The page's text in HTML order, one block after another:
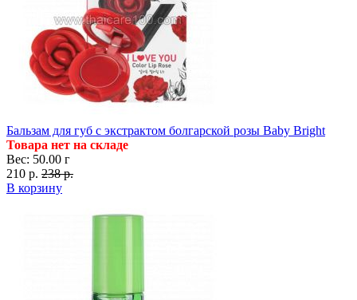
Бальзам для губ с экстрактом болгарской розы Baby Bright
Товара нет на складе
Вес: 50.00 г
210 р. 238 р.
В корзину